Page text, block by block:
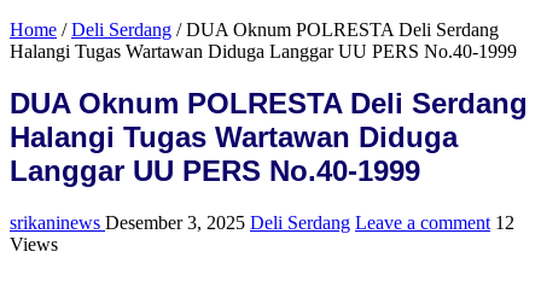
Home / Deli Serdang / DUA Oknum POLRESTA Deli Serdang
Halangi Tugas Wartawan Diduga Langgar UU PERS No.40-1999
DUA Oknum POLRESTA Deli Serdang
Halangi Tugas Wartawan Diduga
Langgar UU PERS No.40-1999
srikaninews Desember 3, 2025 Deli Serdang Leave a comment 12
Views